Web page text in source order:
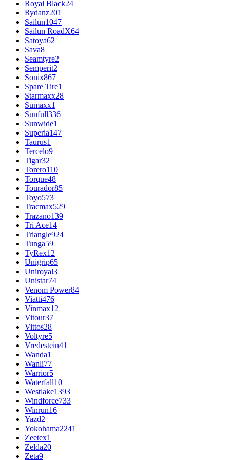
Royal Black24
Rydanz201
Sailun1047
Sailun RoadX64
Satoya62
Sava8
Seamtyre2
Semperit2
Sonix867
Spare Tire1
Starmaxx28
Sumaxx1
Sunfull336
Sunwide1
Superia147
Taurus1
Tercelo9
Tigar32
Torero110
Torque48
Tourador85
Toyo573
Tracmax529
Trazano139
Tri Ace14
Triangle924
Tunga59
TyRex12
Unigrip65
Uniroyal3
Unistar74
Venom Power84
Viatti476
Vinmax12
Vitour37
Vittos28
Voltyre5
Vredestein41
Wanda1
Wanli77
Warrior5
Waterfall10
Westlake1393
Windforce733
Winrun16
Yazd2
Yokohama2241
Zeetex1
Zelda20
Zeta9